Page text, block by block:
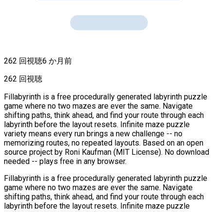
262 回視聴6 か月前
262 回視聴
Fillabyrinth is a free procedurally generated labyrinth puzzle
game where no two mazes are ever the same. Navigate
shifting paths, think ahead, and find your route through each
labyrinth before the layout resets. Infinite maze puzzle
variety means every run brings a new challenge -- no
memorizing routes, no repeated layouts. Based on an open
source project by Roni Kaufman (MIT License). No download
needed -- plays free in any browser.
Fillabyrinth is a free procedurally generated labyrinth puzzle
game where no two mazes are ever the same. Navigate
shifting paths, think ahead, and find your route through each
labyrinth before the layout resets. Infinite maze puzzle